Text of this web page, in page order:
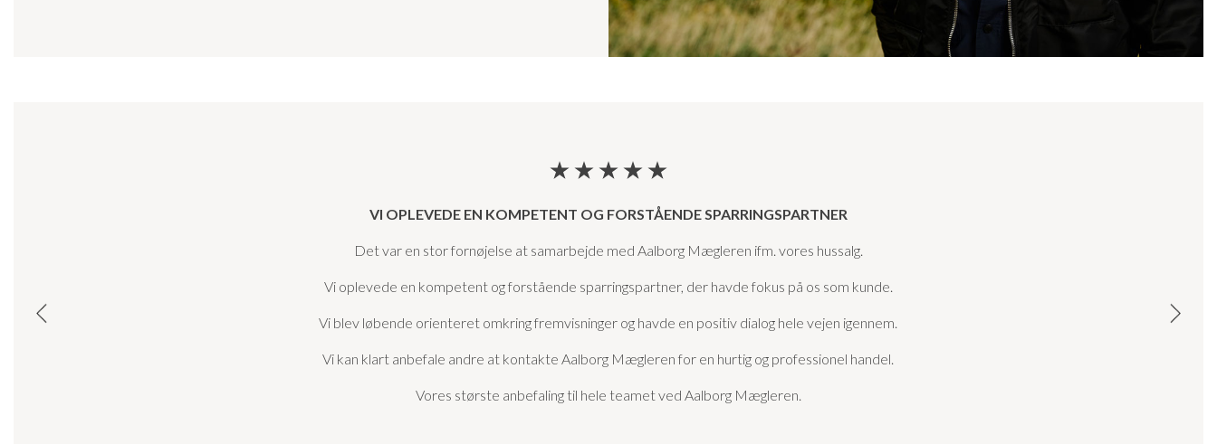
VI OPLEVEDE EN KOMPETENT OG FORSTÅENDE SPARRINGSPARTNER
Det var en stor fornøjelse at samarbejde med Aalborg Mægleren ifm. vores hussalg.
Vi oplevede en kompetent og forstående sparringspartner, der havde fokus på os som kunde.
Vi blev løbende orienteret omkring fremvisninger og havde en positiv dialog hele vejen igennem.
Vi kan klart anbefale andre at kontakte Aalborg Mægleren for en hurtig og professionel handel.
Vores største anbefaling til hele teamet ved Aalborg Mægleren.